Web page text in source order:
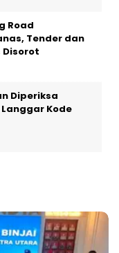
Road
Tender dan
Disorot
Diperiksa
Kode